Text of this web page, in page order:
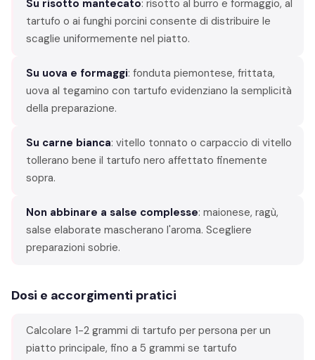
Su risotto mantecato: risotto al burro e formaggio, al
tartufo o ai funghi porcini consente di distribuire le
scaglie uniformemente nel piatto.
Su uova e formaggi: fonduta piemontese, frittata,
uova al tegamino con tartufo evidenziano la semplicità
della preparazione.
Su carne bianca: vitello tonnato o carpaccio di vitello
tollerano bene il tartufo nero affettato finemente
sopra.
Non abbinare a salse complesse: maionese, ragù,
salse elaborate mascherano l'aroma. Scegliere
preparazioni sobrie.
Dosi e accorgimenti pratici
Calcolare 1-2 grammi di tartufo per persona per un
piatto principale, fino a 5 grammi se tartufo